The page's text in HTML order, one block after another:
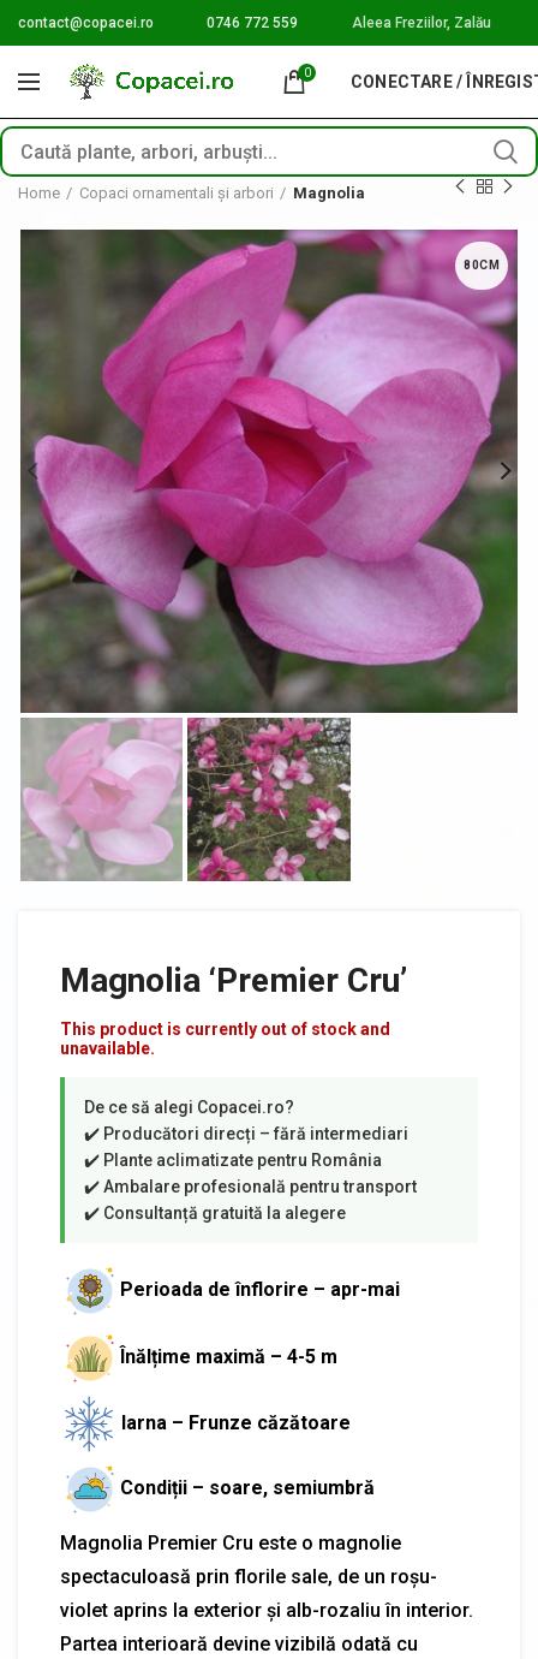
contact@copacei.ro 0746 772 559 Aleea Freziilor, Zalău
0 CONECTARE /
Home Copaci ornamentali și arbori Magnolia
80CM
Magnolia ‘Premier Cru’
This product is currently out of stock and
unavailable.
Perioada de înflorire – apr-mai
Înălțime maximă – 4-5 m
Iarna – Frunze căzătoare
Condiții – soare, semiumbră
Magnolia Premier Cru este o magnolie
spectaculoasă prin florile sale, de un roșu-
violet aprins la exterior și alb-rozaliu în interior.
Partea interioară devine vizibilă odată cu